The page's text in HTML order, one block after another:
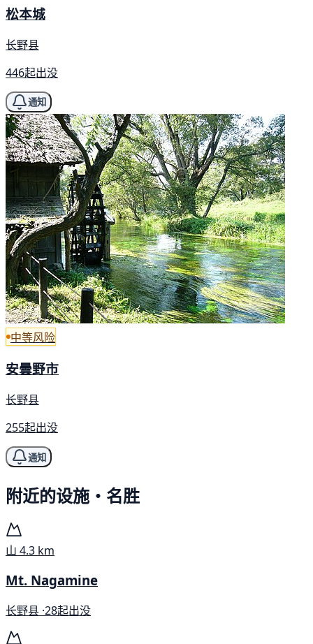
松本城
长野县
446起出没
通知
中等风险
安曇野市
长野县
255起出没
通知
附近的设施・名胜
山 4.3 km
Mt. Nagamine
长野县 ·28起出没